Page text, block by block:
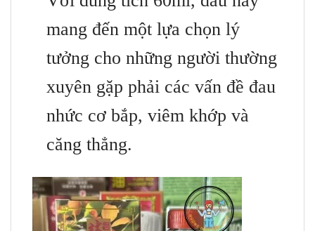
mang đến một lựa chọn lý
tưởng cho những người thường
xuyên gặp phải các vấn đề đau
nhức cơ bắp, viêm khớp và
căng thẳng.